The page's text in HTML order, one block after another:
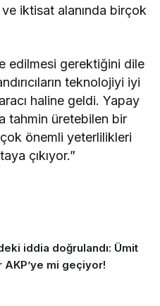
iktisat alanında birçok
edilmesi gerektiğini dile
teknolojiyi iyi
haline geldi. Yapay
tahmin üretebilen bir
önemli yeterlilikleri
çıkıyor.”
iddia doğrulandı: Ümit
AKP’ye mi geçiyor!